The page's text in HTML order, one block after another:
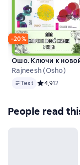
−20%
Ошо. Ключи к
Rajneesh (Osho)
TextText Средний
4,912
People read